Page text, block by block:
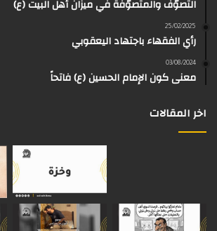
ب
م
التصوّف والمتصوّفة في ميزان أهل البيت (ع)
25/02/2025
رأي الفقهاء باجتهاد اليعقوبي
03/08/2024
معنى كون الإمام الحسين (ع) فاتحاً
اخر المقالات